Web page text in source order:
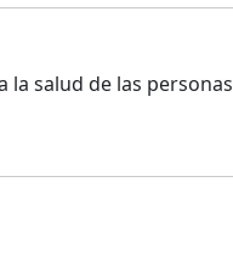
la salud de las personas